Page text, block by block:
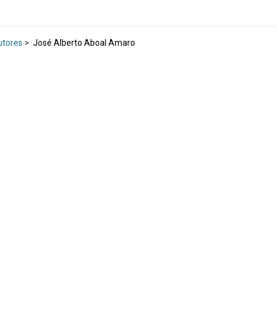
> José Alberto Aboal Amaro